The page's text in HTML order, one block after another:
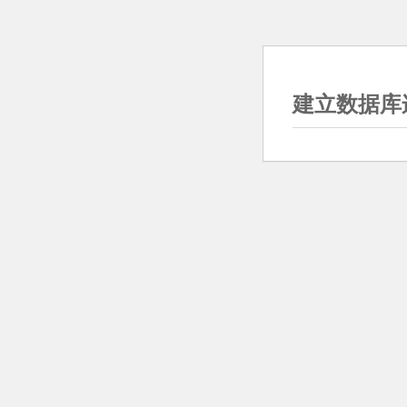
建立数据